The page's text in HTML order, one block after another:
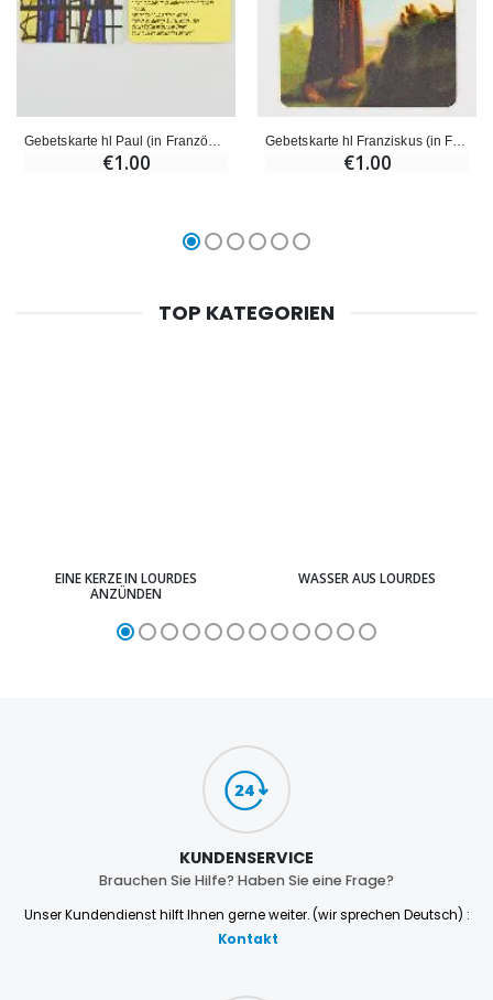
Gebetskarte hl Paul (in Französisch)
€1.00 €1.00
TOP KATEGORIEN
EINE KERZE IN LOURDES
ANZÜNDEN
WASSER AUS LOURDES
KUNDENSERVICE
Brauchen Sie Hilfe? Haben Sie eine Frage?
Unser Kundendienst hilft Ihnen gerne weiter. (wir sprechen Deutsch) :
Kontakt